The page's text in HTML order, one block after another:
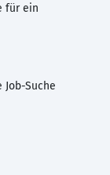
für ein
Suche